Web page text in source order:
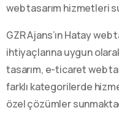
web tasarım hizmetleri
GZR Ajans’ın Hatay
ihtiyaçlarına uygun
tasarım, e-ticaret web
farklı kategorilerde
özel çözümler